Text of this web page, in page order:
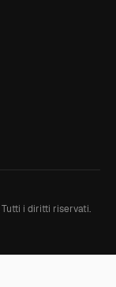
Tutti i diritti riservati.